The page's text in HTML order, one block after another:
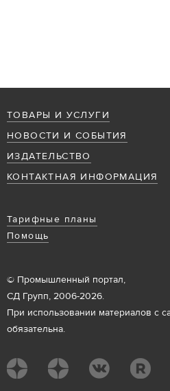
ТОВАРЫ И УСЛУГИ
НОВОСТИ И СОБЫТИЯ
ИЗДАТЕЛЬСТВО
КОНТАКТНАЯ ИНФОРМАЦИЯ
Тарифные планы
Помощь
© Промышленный портал,
СД Групп, 2006-2026.
При использовании материалов с
обязательна.